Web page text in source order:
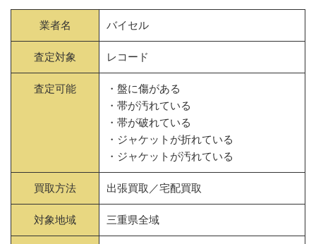
業者名 バイセル
査定対象 レコード
査定可能
・盤に傷がある
・帯が汚れている
・帯が破れている
・ジャケットが折れている
・ジャケットが汚れている
買取方法 出張買取／宅配買取
対象地域 三重県全域